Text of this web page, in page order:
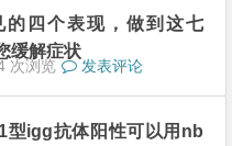
的四个表现，做到这七
缓解症状
次浏览 发表评论
型igg抗体阳性可以用nb